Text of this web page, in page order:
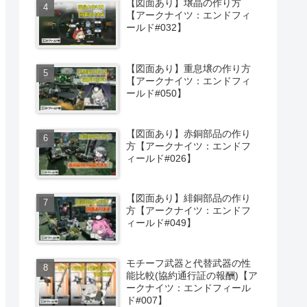
【図面あり】壌晶の作り方
【アークナイツ：エンドフィ
ールド#032】
【図面あり】重息壌の作り方
【アークナイツ：エンドフィ
ールド#050】
【図面あり】赤銅部品の作り
方【アークナイツ：エンドフ
ィールド#026】
【図面あり】緋銅部品の作り
方【アークナイツ：エンドフ
ィールド#049】
モチーフ武器と代替武器の性
能比較(協約通行証の報酬)【ア
ークナイツ：エンドフィール
ド#007】